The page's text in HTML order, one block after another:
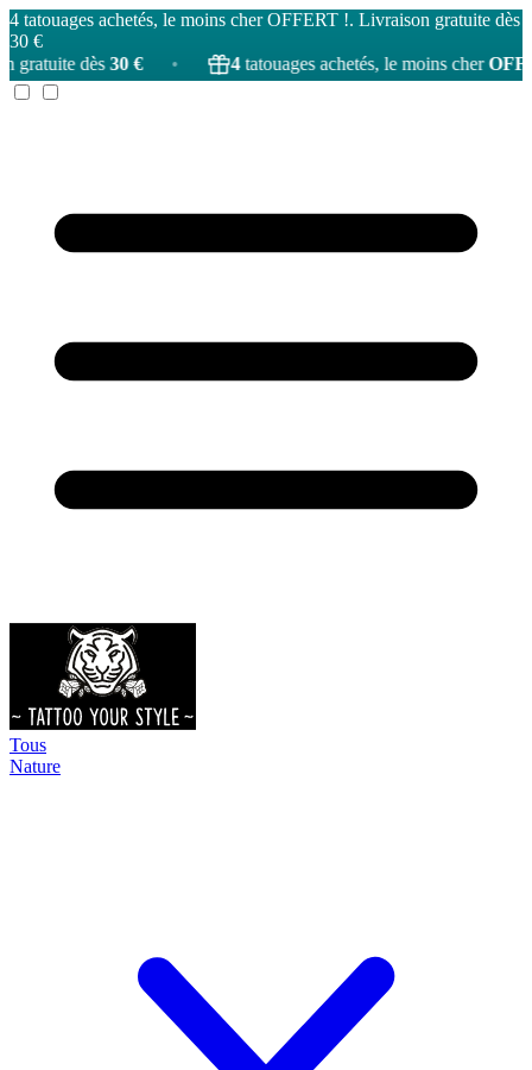
4 tatouages achetés, le moins cher OFFERT !. Livraison gratuite dès
30 €
€
• 4tatouages achetés, le moins cherOFFERT! •
Tous
Nature